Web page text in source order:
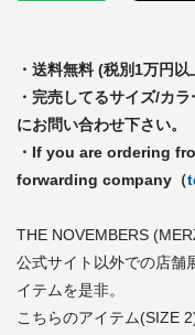
・送料無料 (税別1万円
・完売してるサイズ/カ
にお問い合わせ下さい。
・If you are ordering
forwarding company（
THE NOVEMBERS
公式サイト以外での店舗
イテムを是非。
こちらのアイテム(SIZE